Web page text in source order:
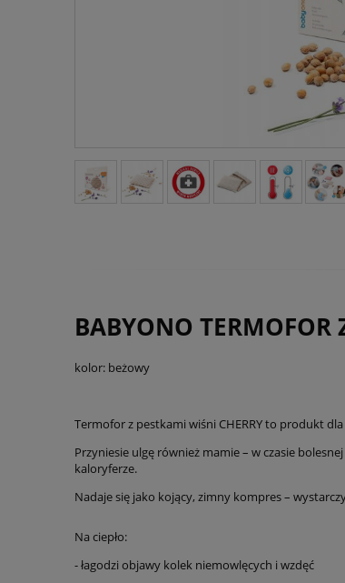
BABYONO TERMOFOR
kolor: beżowy
Termofor z pestkami wiśni CHERRY to produkt
Przyniesie ulgę również mamie – w czasie
kaloryferze.
Nadaje się jako kojący, zimny kompres –
Na ciepło:
- łagodzi objawy kolek niemowlęcych i wzdęć